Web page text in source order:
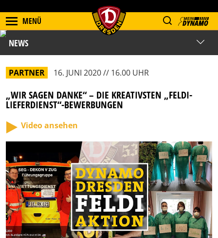
MENÜ
NEWS
PARTNER 16. JUNI 2020 // 16.00 UHR
„WIR SAGEN DANKE“ – DIE KREATIVSTEN „FELDI-
LIEFERDIENST“-BEWERBUNGEN
Video ansehen